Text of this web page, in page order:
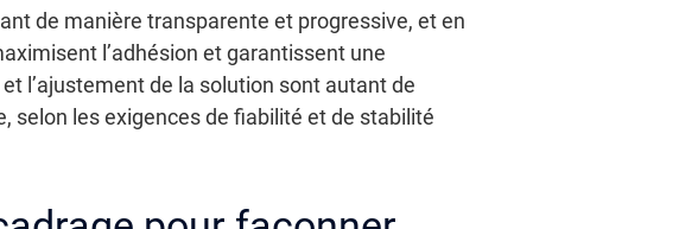
de manière transparente et progressive, et en
l’adhésion et garantissent une
l’ajustement de la solution sont autant de
selon les exigences de fiabilité et de stabilité